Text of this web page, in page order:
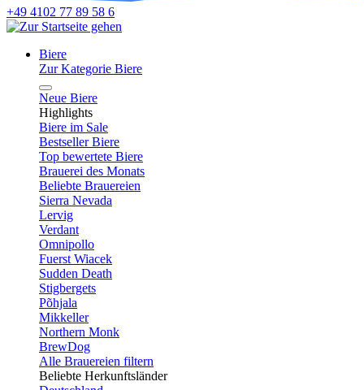
+49 4102 77 89 58 6
Biere
Zur Kategorie Biere
Neue Biere
Highlights
Biere im Sale
Bestseller Biere
Top bewertete Biere
Brauerei des Monats
Beliebte Brauereien
Sierra Nevada
Lervig
Verdant
Omnipollo
Fuerst Wiacek
Sudden Death
Stigbergets
Põhjala
Mikkeller
Northern Monk
BrewDog
Alle Brauereien filtern
Beliebte Herkunftsländer